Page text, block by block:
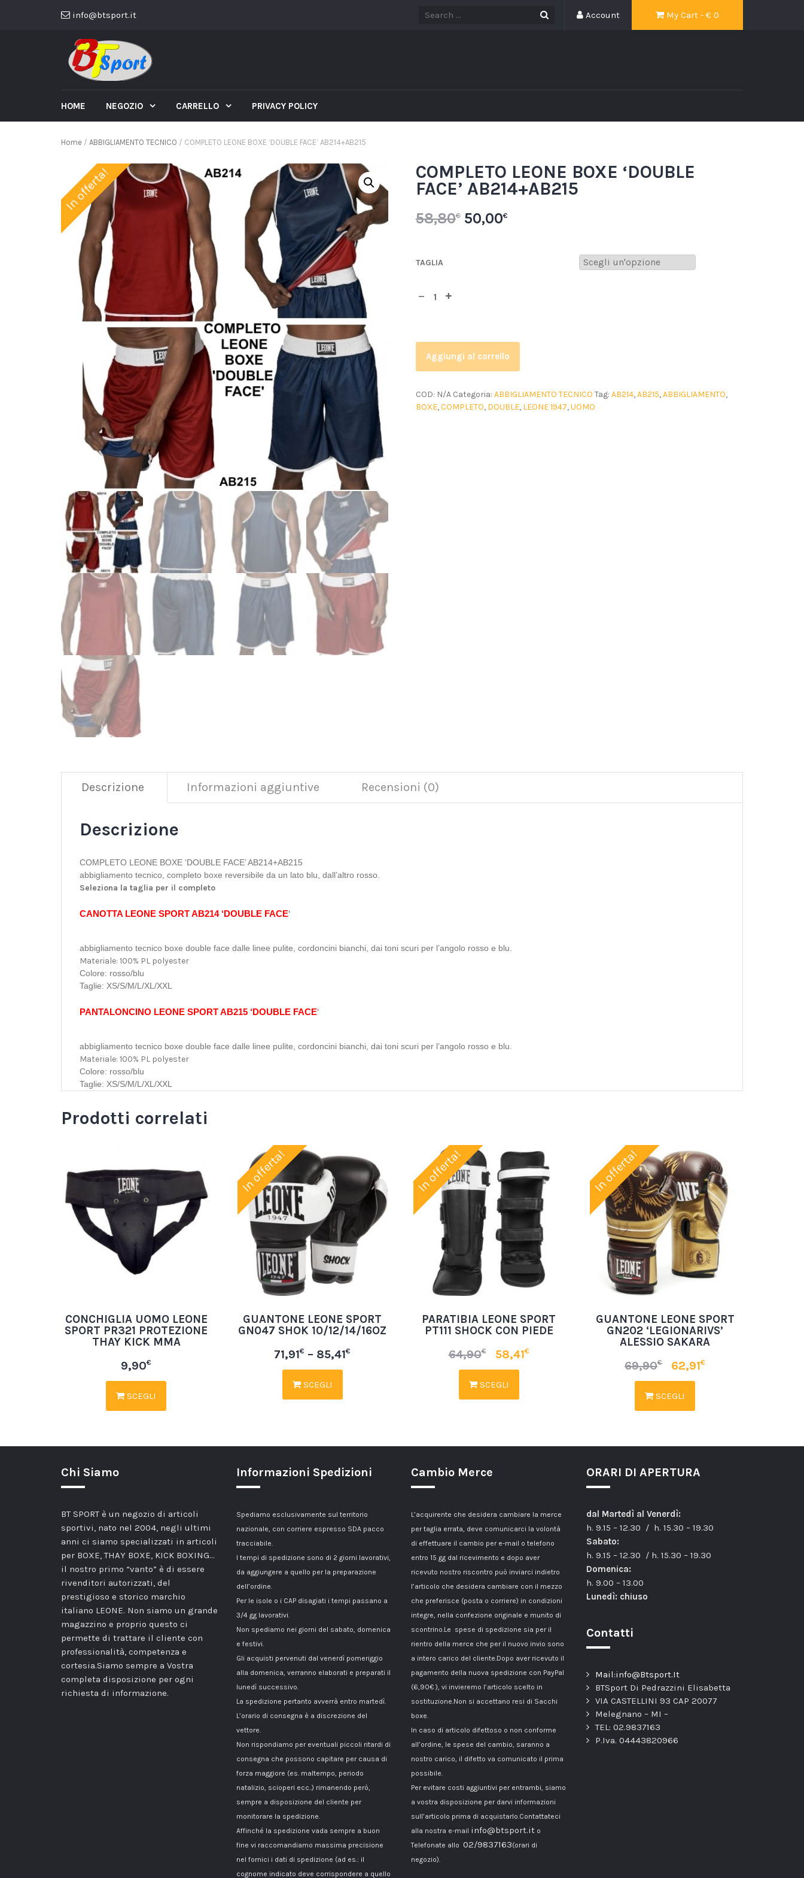
info@btsport.it My Cart - € 0
Account
HOME NEGOZIO CARRELLO PRIVACY POLICY
Home / ABBIGLIAMENTO TECNICO / COMPLETO LEONE BOXE ‘DOUBLE FACE’ AB214+AB215
In offerta! COMPLETO LEONE BOXE ‘DOUBLE
FACE’ AB214+AB215
58,80€ 50,00€
TAGLIA
Aggiungi al carrello
COD: N/A Categoria: ABBIGLIAMENTO TECNICO Tag: AB214,AB215,ABBIGLIAMENTO,
BOXE,COMPLETO, DOUBLE, LEONE 1947,UOMO
Descrizione Informazioni aggiuntive Recensioni (0)
Descrizione
COMPLETO LEONE BOXE ‘DOUBLE FACE’ AB214+AB215
abbigliamento tecnico, completo boxe reversibile da un lato blu, dall’altro rosso.
Seleziona la taglia per il completo
CANOTTA LEONE SPORT AB214 ‘DOUBLE FACE‘
abbigliamento tecnico boxe double face dalle linee pulite, cordoncini bianchi, dai toni scuri per l’angolo rosso e blu.
Materiale: 100% PL polyester
Colore: rosso/blu
Taglie: XS/S/M/L/XL/XXL
PANTALONCINO LEONE SPORT AB215 ‘DOUBLE FACE‘
abbigliamento tecnico boxe double face dalle linee pulite, cordoncini bianchi, dai toni scuri per l’angolo rosso e blu.
Materiale: 100% PL polyester
Colore: rosso/blu
Taglie: XS/S/M/L/XL/XXL
Prodotti correlati
CONCHIGLIA UOMO LEONE
SPORT PR321 PROTEZIONE
THAY KICK MMA
9,90€
SCEGLI
In offerta!
GUANTONE LEONE SPORT
GN047 SHOK 10/12/14/16OZ
71,91€ – 85,41€
SCEGLI
In offerta!
PARATIBIA LEONE SPORT
PT111 SHOCK CON PIEDE
64,90€ 58,41€
SCEGLI
In offerta!
GUANTONE LEONE SPORT
GN202 ‘LEGIONARIVS’
ALESSIO SAKARA
69,90€ 62,91€
SCEGLI
Chi Siamo
BT SPORT è un negozio di articoli
sportivi, nato nel 2004, negli ultimi
anni ci siamo specializzati in articoli
per BOXE, THAY BOXE, KICK BOXING…
il nostro primo “vanto” è di essere
rivenditori autorizzati, del
prestigioso e storico marchio
italiano LEONE. Non siamo un grande
magazzino e proprio questo ci
permette di trattare il cliente con
professionalità, competenza e
cortesia.Siamo sempre a Vostra
completa disposizione per ogni
richiesta di informazione.
Informazioni Spedizioni
Spediamo esclusivamente sul territorio
nazionale, con corriere espresso SDA pacco
tracciabile.
I tempi di spedizione sono di 2 giorni lavorativi,
da aggiungere a quello per la preparazione
dell’ordine.
Per le isole o i CAP disagiati i tempi passano a
3/4 gg lavorativi.
Non spediamo nei giorni del sabato, domenica
e festivi.
Gli acquisti pervenuti dal venerdì pomeriggio
alla domenica, verranno elaborati e preparati il
lunedì successivo.
La spedizione pertanto avverrà entro martedì.
L’orario di consegna è a discrezione del
vettore.
Non rispondiamo per eventuali piccoli ritardi di
consegna che possono capitare per causa di
forza maggiore (es. maltempo, periodo
natalizio, scioperi ecc..) rimanendo però,
sempre a disposizione del cliente per
monitorare la spedizione.
Affinché la spedizione vada sempre a buon
fine vi raccomandiamo massima precisione
nel fornici i dati di spedizione (ad es.: il
cognome indicato deve corrispondere a quello
Cambio Merce
L’acquirente che desidera cambiare la merce
per taglia errata, deve comunicarci la volontà
di effettuare il cambio per e-mail o telefono
entro 15 gg dal ricevimento e dopo aver
ricevuto nostro riscontro può inviarci indietro
l’articolo che desidera cambiare con il mezzo
che preferisce (posta o corriere) in condizioni
integre, nella confezione originale e munito di
scontrino.Le spese di spedizione sia per il
rientro della merce che per il nuovo invio sono
a intero carico del cliente.Dopo aver ricevuto il
pagamento della nuova spedizione con PayPal
(6,90€ ), vi invieremo l’articolo scelto in
sostituzione.Non si accettano resi di Sacchi
boxe.
In caso di articolo difettoso o non conforme
all’ordine, le spese del cambio, saranno a
nostro carico, il difetto va comunicato il prima
possibile.
Per evitare costi aggiuntivi per entrambi, siamo
a vostra disposizione per darvi informazioni
sull’articolo prima di acquistarlo.Contattateci
alla nostra e-mail info@btsport.it o
Telefonate allo 02/9837163(orari di
negozio).
ORARI DI APERTURA
dal Martedì al Venerdì:
h. 9.15 – 12.30 / h. 15.30 – 19.30
Sabato:
h. 9.15 – 12.30 / h. 15.30 – 19.30
Domenica:
h. 9.00 – 13.00
Lunedì: chiuso
Contatti
Mail:info@Btsport.It
BTSport Di Pedrazzini Elisabetta
VIA CASTELLINI 93 CAP 20077
Melegnano – MI –
TEL: 02.9837163
P.Iva. 04443820966